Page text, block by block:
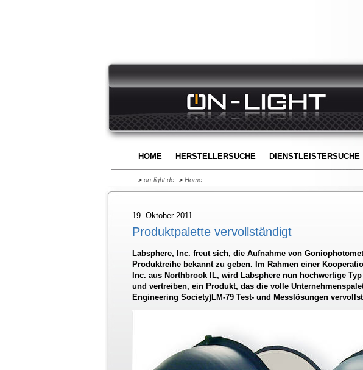
HOME HERSTELLERSUCHE DIENSTLEISTERSUCHE
> on-light.de > Home
19. Oktober 2011
Produktpalette vervollständigt
Labsphere, Inc. freut sich, die Aufnahme von
Produktreihe bekannt zu geben. Im Rahmen einer
Inc. aus Northbrook IL, wird Labsphere nun hochwertige
und vertreiben, ein Produkt, das die volle
Engineering Society)LM-79 Test- und Messlösungen